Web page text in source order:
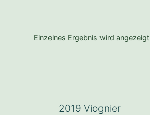
Einzelnes Ergebnis wird angezeigt
2019 Viognier